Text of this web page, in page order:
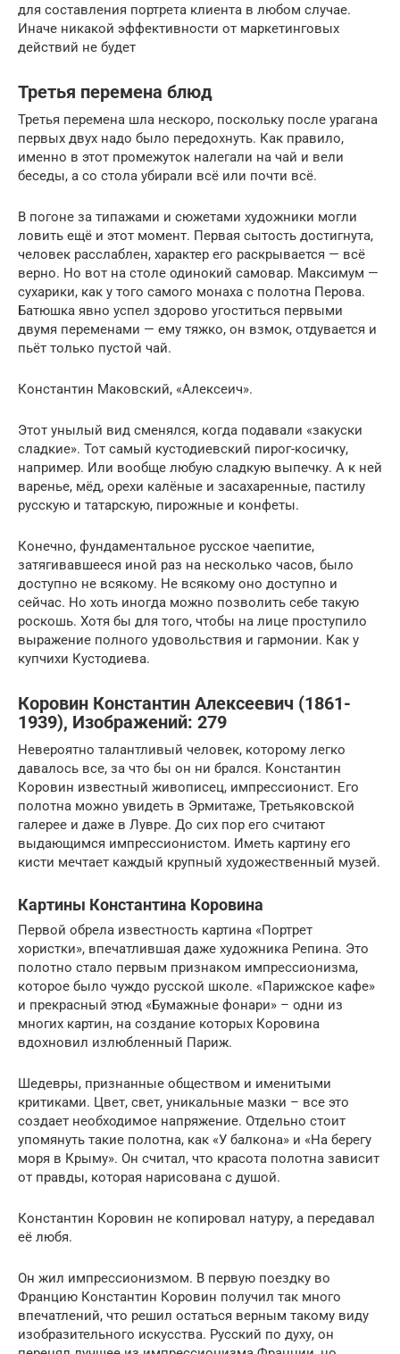
для составления портрета клиента в любом случае.
Иначе никакой эффективности от маркетинговых
действий не будет
Третья перемена блюд
Третья перемена шла нескоро, поскольку после урагана
первых двух надо было передохнуть. Как правило,
именно в этот промежуток налегали на чай и вели
беседы, а со стола убирали всё или почти всё.
В погоне за типажами и сюжетами художники могли
ловить ещё и этот момент. Первая сытость достигнута,
человек расслаблен, характер его раскрывается — всё
верно. Но вот на столе одинокий самовар. Максимум —
сухарики, как у того самого монаха с полотна Перова.
Батюшка явно успел здорово угоститься первыми
двумя переменами — ему тяжко, он взмок, отдувается и
пьёт только пустой чай.
Константин Маковский, «Алексеич».
Этот унылый вид сменялся, когда подавали «закуски
сладкие». Тот самый кустодиевский пирог-косичку,
например. Или вообще любую сладкую выпечку. А к ней
варенье, мёд, орехи калёные и засахаренные, пастилу
русскую и татарскую, пирожные и конфеты.
Конечно, фундаментальное русское чаепитие,
затягивавшееся иной раз на несколько часов, было
доступно не всякому. Не всякому оно доступно и
сейчас. Но хоть иногда можно позволить себе такую
роскошь. Хотя бы для того, чтобы на лице проступило
выражение полного удовольствия и гармонии. Как у
купчихи Кустодиева.
Коровин Константин Алексеевич (1861-
1939), Изображений: 279
Невероятно талантливый человек, которому легко
давалось все, за что бы он ни брался. Константин
Коровин известный живописец, импрессионист. Его
полотна можно увидеть в Эрмитаже, Третьяковской
галерее и даже в Лувре. До сих пор его считают
выдающимся импрессионистом. Иметь картину его
кисти мечтает каждый крупный художественный музей.
Картины Константина Коровина
Первой обрела известность картина «Портрет
хористки», впечатлившая даже художника Репина. Это
полотно стало первым признаком импрессионизма,
которое было чуждо русской школе. «Парижское кафе»
и прекрасный этюд «Бумажные фонари» – одни из
многих картин, на создание которых Коровина
вдохновил излюбленный Париж.
Шедевры, признанные обществом и именитыми
критиками. Цвет, свет, уникальные мазки – все это
создает необходимое напряжение. Отдельно стоит
упомянуть такие полотна, как «У балкона» и «На берегу
моря в Крыму». Он считал, что красота полотна зависит
от правды, которая нарисована с душой.
Константин Коровин не копировал натуру, а передавал
её любя.
Он жил импрессионизмом. В первую поездку во
Францию Константин Коровин получил так много
впечатлений, что решил остаться верным такому виду
изобразительного искусства. Русский по духу, он